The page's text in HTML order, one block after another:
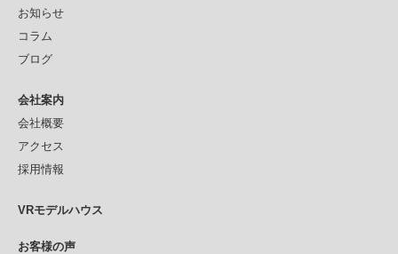
お知らせ
コラム
ブログ
会社案内
会社概要
アクセス
採用情報
VRモデルハウス
お客様の声